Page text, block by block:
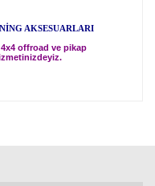
AKSESUARLARI
offroad ve pikap